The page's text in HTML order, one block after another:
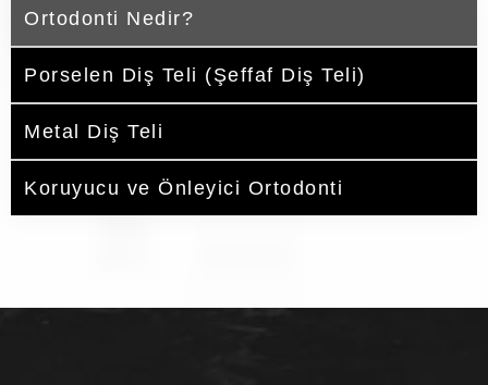
Ortodonti Nedir?
Porselen Diş Teli (Şeffaf Diş Teli)
Metal Diş Teli
Koruyucu ve Önleyici Ortodonti